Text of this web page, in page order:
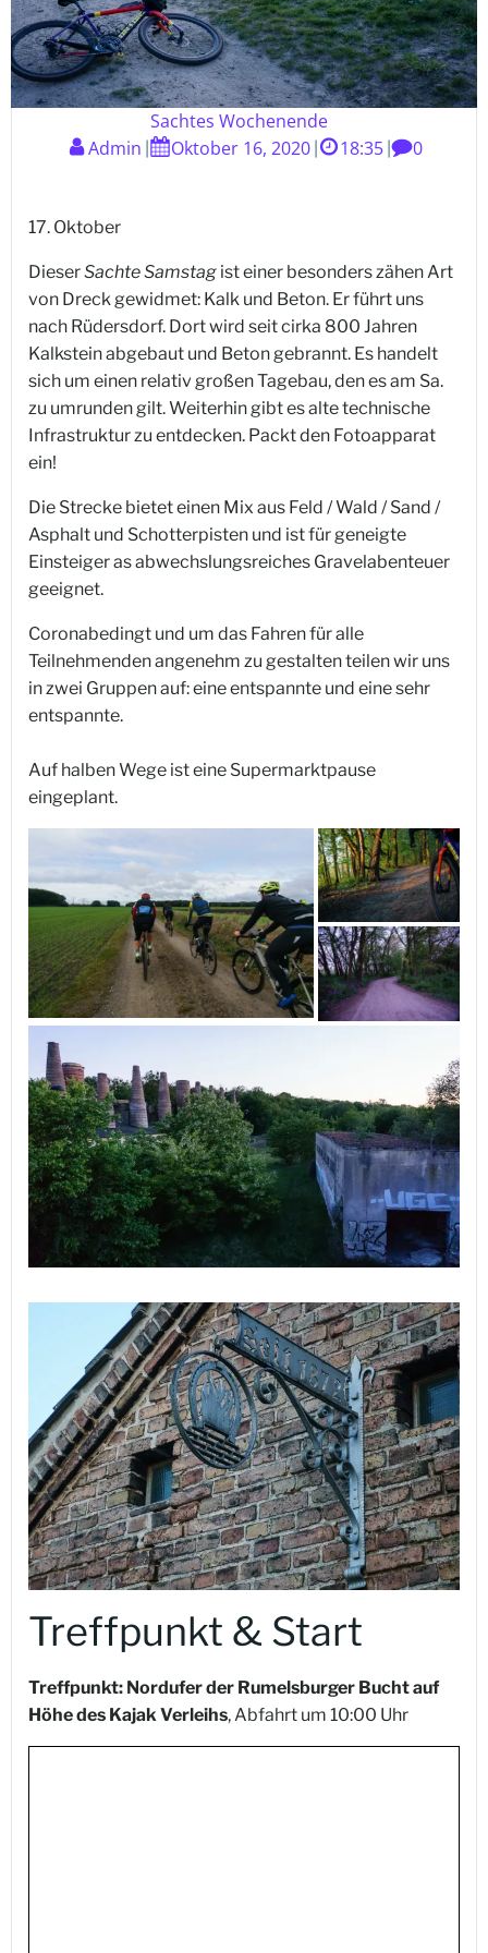
Sachtes Wochenende
Admin
Oktober 16, 2020 18:35 0
17. Oktober
DieserSachte Samstag ist einer besonders zähen Art
von Dreck gewidmet: Kalk und Beton. Er führt uns
nach Rüdersdorf. Dort wird seit cirka 800 Jahren
Kalkstein abgebaut und Beton gebrannt. Es handelt
sich um einen relativ großen Tagebau, den es am Sa.
zu umrunden gilt. Weiterhin gibt es alte technische
Infrastruktur zu entdecken. Packt den Fotoapparat
ein!
Die Strecke bietet einen Mix aus Feld / Wald / Sand /
Asphalt und Schotterpisten und ist für geneigte
Einsteiger as abwechslungsreiches Gravelabenteuer
geeignet.
Coronabedingt und um das Fahren für alle
Teilnehmenden angenehm zu gestalten teilen wir uns
in zwei Gruppen auf: eine entspannte und eine sehr
entspannte.
Auf halben Wege ist eine Supermarktpause
eingeplant.
Treffpunkt & Start
Treffpunkt: Nordufer der Rumelsburger Bucht auf
Höhe des Kajak Verleihs, Abfahrt um 10:00 Uhr